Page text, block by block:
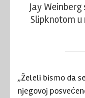
Jay
Slipknotom u
„Želeli bismo da
njegovoj